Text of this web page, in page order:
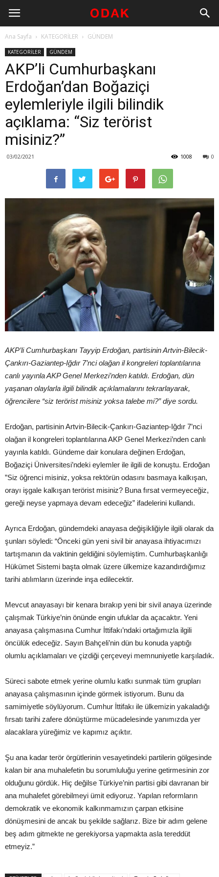
Ana Sayfa KATEGORİLER GÜNDEM
KATEGORİLER GÜNDEM
AKP’li Cumhurbaşkanı
Erdoğan’dan Boğaziçi
eylemleriyle ilgili bilindik
açıklama: “Siz terörist
misiniz?”
03/02/2021 0
1008
AKP’li Cumhurbaşkanı Tayyip Erdoğan, partisinin Artvin-Bilecik-
Çankırı-Gaziantep-Iğdır 7’nci olağan il kongreleri toplantılarına
canlı yayınla AKP Genel Merkezi’nden katıldı. Erdoğan, dün
yaşanan olaylarla ilgili bilindik açıklamalarını tekrarlayarak,
öğrencilere “siz terörist misiniz yoksa talebe mi?” diye sordu.
Erdoğan, partisinin Artvin-Bilecik-Çankırı-Gaziantep-Iğdır 7’nci
olağan il kongreleri toplantılarına AKP Genel Merkezi’nden canlı
yayınla katıldı. Gündeme dair konulara değinen Erdoğan,
Boğaziçi Üniversitesi’ndeki eylemler ile ilgili de konuştu. Erdoğan
”Siz öğrenci misiniz, yoksa rektörün odasını basmaya kalkışan,
orayı işgale kalkışan terörist misiniz? Buna fırsat vermeyeceğiz,
gereği neyse yapmaya devam edeceğiz” ifadelerini kullandı.
Ayrıca Erdoğan, gündemdeki anayasa değişikliğiyle ilgili olarak da
şunları söyledi: “Önceki gün yeni sivil bir anayasa ihtiyacımızı
tartışmanın da vaktinin geldiğini söylemiştim. Cumhurbaşkanlığı
Hükümet Sistemi başta olmak üzere ülkemize kazandırdığımız
tarihi atılımların üzerinde inşa edilecektir.
Mevcut anayasayı bir kenara bırakıp yeni bir sivil anaya üzerinde
çalışmak Türkiye’nin önünde engin ufuklar da açacaktır. Yeni
anayasa çalışmasına Cumhur İttifakı’ndaki ortağımızla ilgili
öncülük edeceğiz. Sayın Bahçeli’nin dün bu konuda yaptığı
olumlu açıklamaları ve çizdiği çerçeveyi memnuniyetle karşıladık.
Süreci sabote etmek yerine olumlu katkı sunmak tüm grupları
anayasa çalışmasının içinde görmek istiyorum. Bunu da
samimiyetle söylüyorum. Cumhur İttifakı ile ülkemizin yakaladığı
fırsatı tarihi zafere dönüştürme mücadelesinde yanımızda yer
alacaklara yüreğimiz ve kapımız açıktır.
Şu ana kadar terör örgütlerinin vesayetindeki partilerin gölgesinde
kalan bir ana muhalefetin bu sorumluluğu yerine getirmesinin zor
olduğunu gördük. Hiç değilse Türkiye’nin partisi gibi davranan bir
ana muhalefet görebilmeyi ümit ediyoruz. Yapılan reformların
demokratik ve ekonomik kalkınmamızın çarpan etkisine
dönüşmesini de ancak bu şekilde sağlarız. Bize bir adım gelene
beş adım gitmekte ne gerekiyorsa yapmakta asla tereddüt
etmeyiz.”